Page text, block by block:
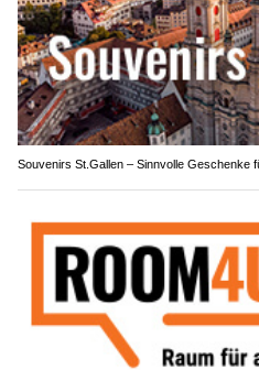
Souvenirs St.Gallen – Sinnvolle Geschenke